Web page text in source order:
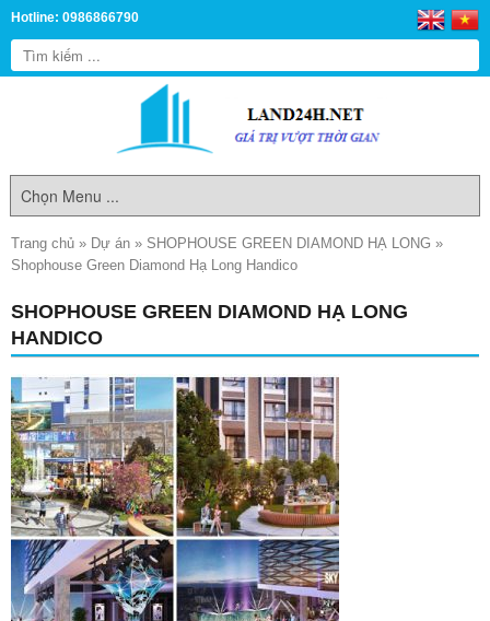
Hotline: 0986866790
Trang chủ » Dự án » SHOPHOUSE GREEN DIAMOND HẠ LONG »
Shophouse Green Diamond Hạ Long Handico
SHOPHOUSE GREEN DIAMOND HẠ LONG
HANDICO